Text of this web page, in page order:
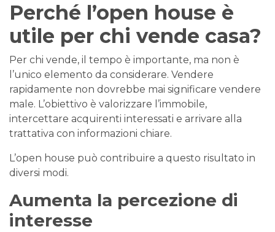
Perché l’open house è
utile per chi vende casa?
Per chi vende, il tempo è importante, ma non è
l’unico elemento da considerare. Vendere
rapidamente non dovrebbe mai significare vendere
male. L’obiettivo è valorizzare l’immobile,
intercettare acquirenti interessati e arrivare alla
trattativa con informazioni chiare.
L’open house può contribuire a questo risultato in
diversi modi.
Aumenta la percezione di
interesse